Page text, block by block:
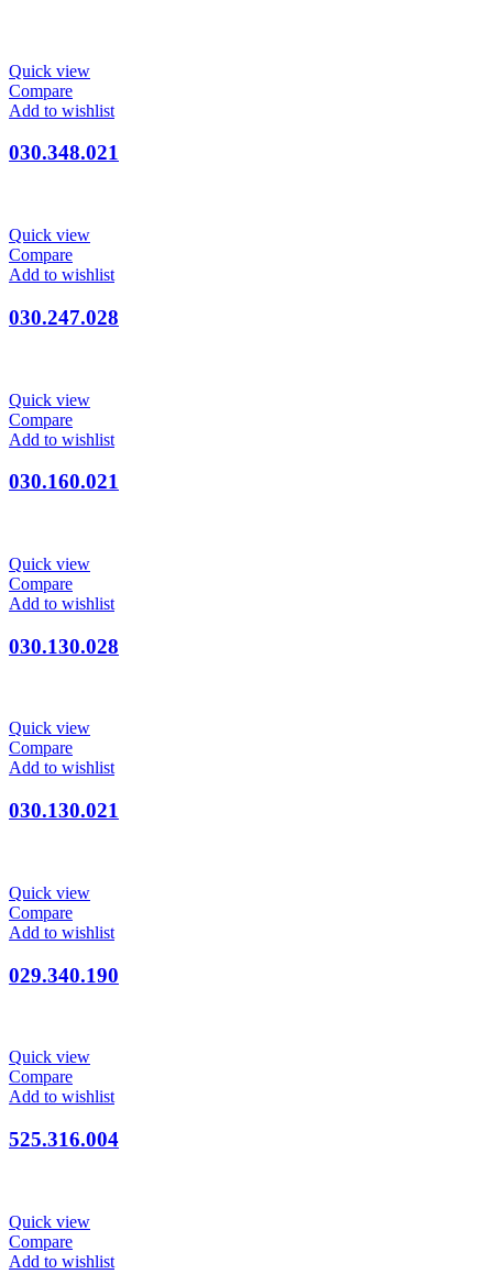
Quick view
Compare
Add to wishlist
030.348.021
Quick view
Compare
Add to wishlist
030.247.028
Quick view
Compare
Add to wishlist
030.160.021
Quick view
Compare
Add to wishlist
030.130.028
Quick view
Compare
Add to wishlist
030.130.021
Quick view
Compare
Add to wishlist
029.340.190
Quick view
Compare
Add to wishlist
525.316.004
Quick view
Compare
Add to wishlist